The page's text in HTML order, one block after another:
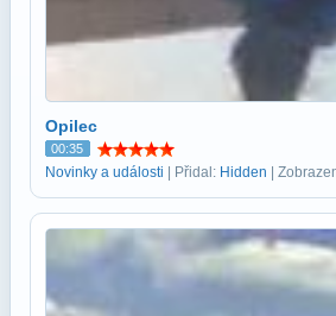
Opilec
00:35
Novinky a události | Přidal: Hidden |